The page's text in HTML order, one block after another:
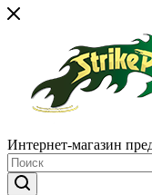
Интернет-магазин